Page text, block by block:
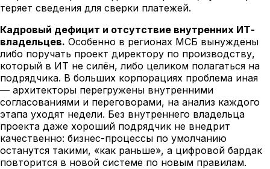
теряет сведения для сверки платежей.
Кадровый дефицит и отсутствие внутренних ИТ-
владельцев. Особенно в регионах МСБ вынуждены
либо поручать проект директору по производству,
который в ИТ не силён, либо целиком полагаться на
подрядчика. В больших корпорациях проблема иная
— архитекторы перегружены внутренними
согласованиями и переговорами, на анализ каждого
этапа уходят недели. Без внутреннего владельца
проекта даже хороший подрядчик не внедрит
качественно: бизнес-процессы по умолчанию
останутся такими, «как раньше», а цифровой бардак
повторится в новой системе по новым правилам.